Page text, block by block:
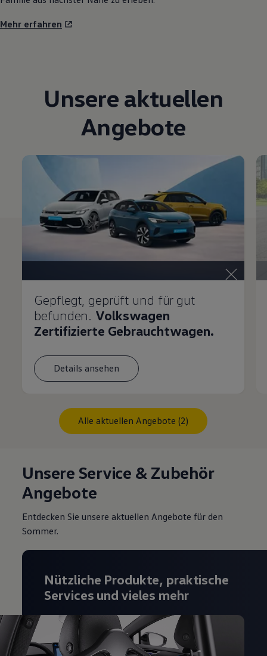
Mehr erfahren
Unsere aktuellen
Angebote
Gepflegt, geprüft und für gut
befunden. Volkswagen
Zertifizierte Gebrauchtwagen.
Details ansehen
Alle aktuellen Angebote (2)
Unsere Service & Zubehör
Angebote
Entdecken Sie unsere aktuellen Angebote für den
Sommer.
Nützliche Produkte, praktische
Services und vieles mehr